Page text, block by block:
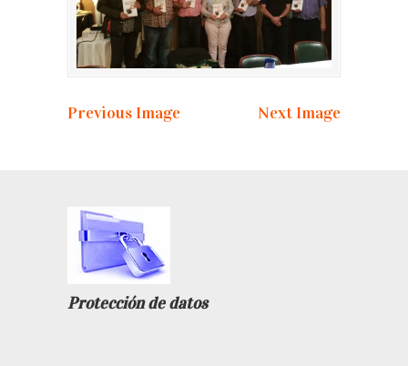
Previous Image Next Image
Protección de datos